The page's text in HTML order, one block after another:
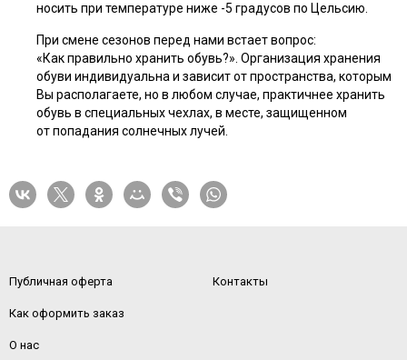
носить при температуре ниже -5 градусов по Цельсию.
При смене сезонов перед нами встает вопрос:
«Как правильно хранить обувь?». Организация хранения
обуви индивидуальна и зависит от пространства, которым
Вы располагаете, но в любом случае, практичнее хранить
обувь в специальных чехлах, в месте, защищенном
от попадания солнечных лучей.
Публичная оферта
Как оформить заказ
О нас
Контакты